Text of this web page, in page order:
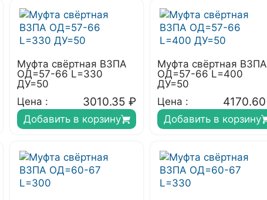
Муфта свёртная ВЗПА
ОД=57-66 L=330
ДУ=50
Цена :
3010.35 ₽
Добавить в корзину
Муфта свёртная ВЗПА
ОД=57-66 L=400
ДУ=50
Цена :
4170.60
Добавить в корзину